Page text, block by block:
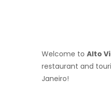
Welcome to Alto
restaurant and
Janeiro!